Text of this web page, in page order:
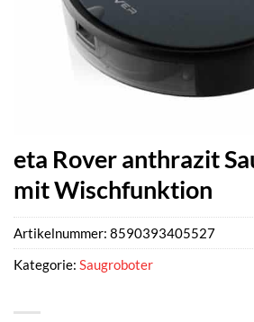
eta Rover anthrazit
mit Wischfunktion
Artikelnummer: 8590393405527
Kategorie: Saugroboter